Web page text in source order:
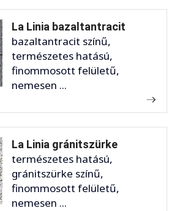
La Linia bazaltantracit
bazaltantracit színű,
természetes hatású,
finommosott felületű,
nemesen ...
La Linia gránitszürke
természetes hatású,
gránitszürke színű,
finommosott felületű,
nemesen ...